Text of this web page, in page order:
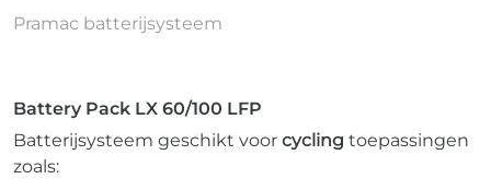
Pramac batterijsysteem
Battery Pack LX 60/100 LFP
Batterijsysteem geschikt voor cycling toepassingen
zoals: